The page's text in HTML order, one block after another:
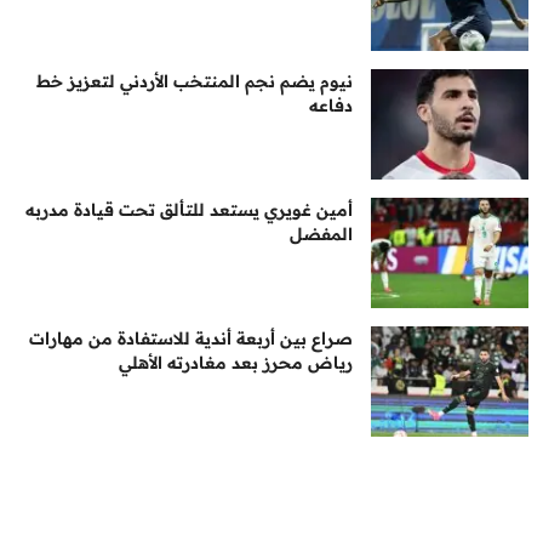
نيوم يضم نجم المنتخب الأردني لتعزيز خط
دفاعه
أمين غويري يستعد للتألق تحت قيادة مدربه
المفضل
صراع بين أربعة أندية للاستفادة من مهارات
رياض محرز بعد مغادرته الأهلي